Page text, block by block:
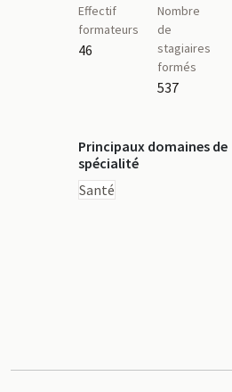
Effectif
formateurs
46
Nombre
de
stagiaires
formés
537
Principaux domaines de
spécialité
Santé